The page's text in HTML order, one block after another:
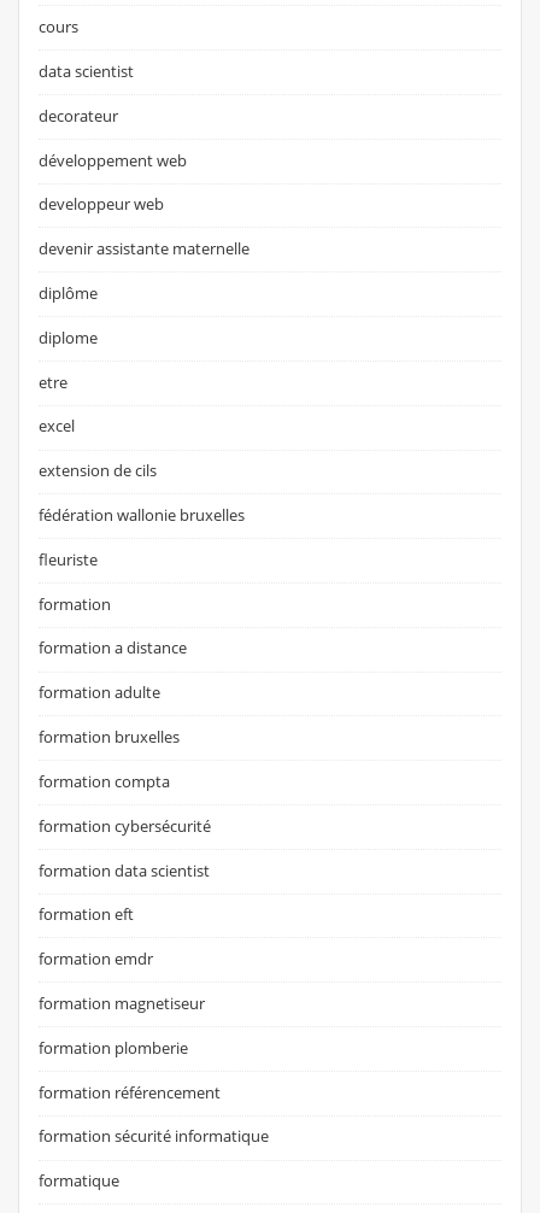
cours
data scientist
decorateur
développement web
developpeur web
devenir assistante maternelle
diplôme
diplome
etre
excel
extension de cils
fédération wallonie bruxelles
fleuriste
formation
formation a distance
formation adulte
formation bruxelles
formation compta
formation cybersécurité
formation data scientist
formation eft
formation emdr
formation magnetiseur
formation plomberie
formation référencement
formation sécurité informatique
formatique